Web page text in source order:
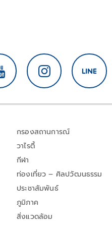
กรองสถานการณ์
วาไรตี้
กีฬา
ท่องเที่ยว – ศิลปวัฒนธรรม
ประชาสัมพันธ์
ภูมิภาค
สิ่งแวดล้อม